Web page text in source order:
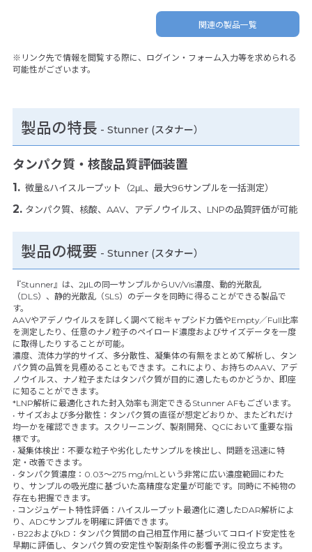
関連の製品一覧
※リンク先で情報を閲覧する際に、ログイン・フォーム入力等を求められる
可能性がございます。
製品の特長 - Stunner (スタナー）
タンパク質・核酸品質評価装置
微量&ハイスループット（2μL、最大96サンプルを一括測定）
タンパク質、核酸、AAV、アデノウイルス、LNPの品質評価が可能
製品の概要 - Stunner (スタナー）
『Stunner』は、2μLの同一サンプルからUV/Vis濃度、動的光散乱
（DLS）、静的光散乱（SLS）のデータを同時に得ることができる製品で
す。
AAVやアデノウイルスを詳しく調べて総キャプシド力価やEmpty／Full比率
を測定したり、任意のナノ粒子のペイロード濃度およびサイズデータを一度
に取得したりすることが可能。
濃度、流体力学的サイズ、多分散性、凝集体の有無をまとめて解析し、タン
パク質の品質を見極めることもできます。これにより、お持ちのAAV、アデ
ノウイルス、ナノ粒子またはタンパク質が目的に適したものかどうか、即座
に知ることができます。
*LNP解析に最適化された封入効率も測定できるStunner AFもございます。
• サイズおよび多分散性：タンパク質の直径が想定どおりか、またどれだけ
均一かを確認できます。スクリーニング、製剤開発、QCにおいて重要な指
標です。
• 凝集体検出：不要な粒子や劣化したサンプルを検出し、問題を迅速に特
定・改善できます。
• タンパク質濃度：0.03～275 mg/mLという非常に広い濃度範囲にわた
り、サンプルの吸光度に基づいた高精度な定量が可能です。同時に不純物の
存在も把握できます。
• コンジュゲート特性評価：ハイスループット最適化に適したDAR解析によ
り、ADCサンプルを明確に評価できます。
• B22およびkD：タンパク質間の自己相互作用に基づいてコロイド安定性を
早期に評価し、タンパク質の安定性や製剤条件の影響予測に役立ちます。